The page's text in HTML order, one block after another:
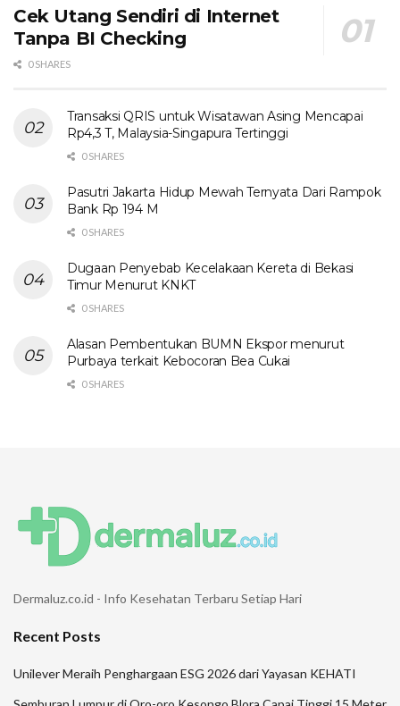
Cek Utang Sendiri di Internet
Tanpa BI Checking
0 SHARES
Transaksi QRIS untuk Wisatawan Asing Mencapai
Rp4,3 T, Malaysia-Singapura Tertinggi
0 SHARES
Pasutri Jakarta Hidup Mewah Ternyata Dari Rampok
Bank Rp 194 M
0 SHARES
Dugaan Penyebab Kecelakaan Kereta di Bekasi
Timur Menurut KNKT
0 SHARES
Alasan Pembentukan BUMN Ekspor menurut
Purbaya terkait Kebocoran Bea Cukai
0 SHARES
Dermaluz.co.id - Info Kesehatan Terbaru Setiap Hari
Recent Posts
Unilever Meraih Penghargaan ESG 2026 dari Yayasan KEHATI